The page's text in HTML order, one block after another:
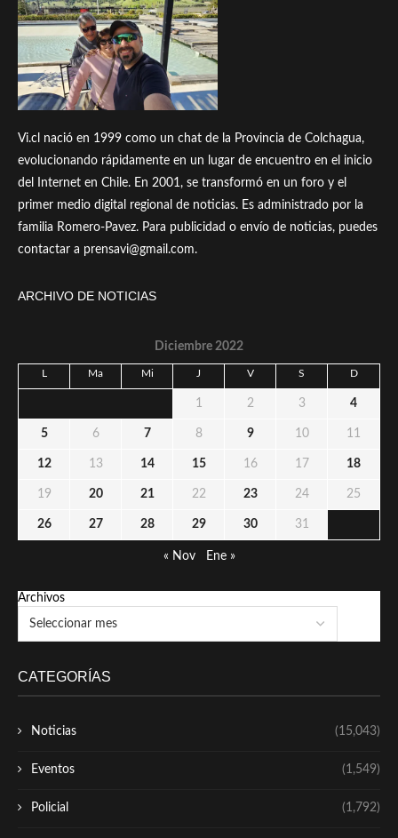
Vi.cl nació en 1999 como un chat de la Provincia de Colchagua,
evolucionando rápidamente en un lugar de encuentro en el inicio
del Internet en Chile. En 2001, se transformó en un foro y el
primer medio digital regional de noticias. Es administrado por la
familia Romero-Pavez. Para publicidad o envío de noticias, puedes
contactar a prensavi@gmail.com.
ARCHIVO DE NOTICIAS
Diciembre 2022
L Ma Mi J V S D
1 2 3 4
5 6 7 8 9 10 11
12 13 14 15 16 17 18
19 20 21 22 23 24 25
26 27 28 29 30 31
« Nov Ene »
Archivos
CATEGORÍAS
Noticias (15,043)
Eventos (1,549)
Policial (1,792)